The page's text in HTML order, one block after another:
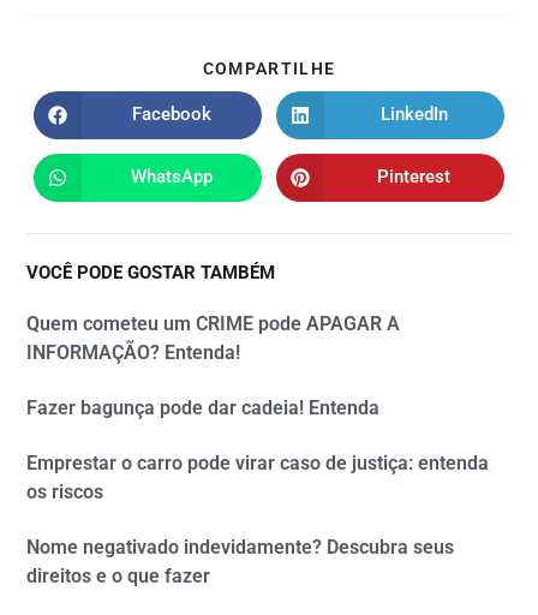
COMPARTILHE
Facebook LinkedIn
WhatsApp Pinterest
VOCÊ PODE GOSTAR TAMBÉM
Quem cometeu um CRIME pode APAGAR A
INFORMAÇÃO? Entenda!
Fazer bagunça pode dar cadeia! Entenda
Emprestar o carro pode virar caso de justiça: entenda
os riscos
Nome negativado indevidamente? Descubra seus
direitos e o que fazer